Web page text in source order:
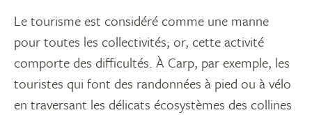
Le tourisme est considéré comme une manne
pour toutes les collectivités; or, cette activité
comporte des difficultés. À Carp, par exemple, les
touristes qui font des randonnées à pied ou à vélo
en traversant les délicats écosystèmes des collines